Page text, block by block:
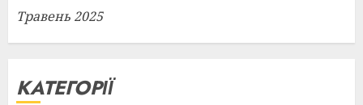
Травень 2025
КАТЕГОРІЇ